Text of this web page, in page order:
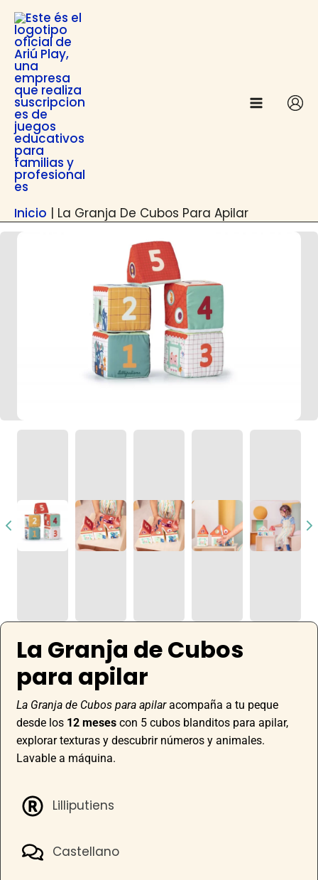
contenido
contenido
Inicio | La Granja De Cubos Para Apilar
La Granja de Cubos
para apilar
La Granja de Cubos para apilaracompaña a tu peque
desde los 12 meses con 5 cubos blanditos para apilar,
explorar texturas y descubrir números y animales.
Lavable a máquina.
Lilliputiens
Castellano